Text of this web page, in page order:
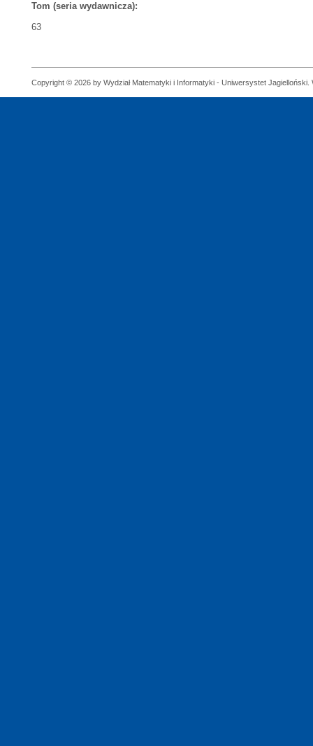
Tom (seria wydawnicza):
63
Copyright © 2026 by Wydział Matematyki i Informatyki - Uniwersystet